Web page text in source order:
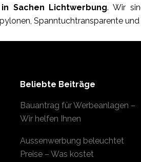
Sachen Lichtwerbung. Wir
Spanntuchtransparente und
Beliebte Beiträge
Bauantrag für Werbeanlagen –
Wir helfen Ihnen
Aussenwerbung beleuchtet
Preise – Was kostet